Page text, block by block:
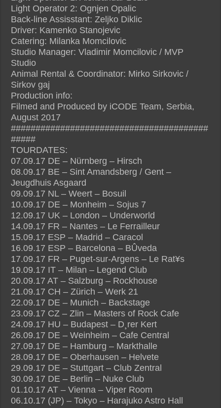
Light Operator 2: Ognjen Opalic
Back-line Assisstant: Zeljko Diklic
Driver: Kamenko Stanojevic
Catering: Milanka Momcilovic
Studio Manager: Vladimir Momcilovic / MVP
Studio
Animal Rental & Coordinator: Mirko Sirkovic /
Sirkov gaj
Production info:
Filmed and Produced by iCODE Team, Serbia,
August 2017
########################################
#####
TOURDATES:
07.09.17 DE – Nürnberg – Hirsch
08.09.17 BE – Sint Amandsberg / Gent –
Jeugdhuis Asgaard
09.09.17 NL – Weert – Bosuil
10.09.17 DE – Monheim – Sojus 7
12.09.17 UK – London – Underworld
14.09.17 FR – Nantes – Le Ferrailleur
15.09.17 ESP – Madrid – Caracol
16.09.17 ESP – Barcelona – BÛveda
17.09.17 FR – Puget-sur-Argens – Le Rat¥s
19.09.17 IT – Milan – Legend Club
20.09.17 AT – Salzburg – Rockhouse
21.09.17 CH – Zürich – Werk 21
22.09.17 DE – Munich – Backstage
23.09.17 CZ – Zlin – Masters of Rock Cafe
24.09.17 HU – Budapest – D¸rer Kert
26.09.17 DE – Weinheim – Cafe Central
27.09.17 DE – Hamburg – Markthalle
28.09.17 DE – Oberhausen – Helvete
29.09.17 DE – Stuttgart – Club Zentral
30.09.17 DE – Berlin – Nuke Club
01.10.17 AT – Vienna – Viper Room
06.10.17 (JP) – Tokyo – Harajuko Astro Hall